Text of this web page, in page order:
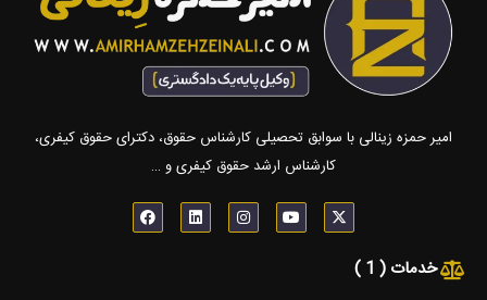
امیر حمزه زینالی با سوابق تحصیلی کارشناس حقوق، دکترای حقوق کیفری،
کارشناس ارشد حقوق کیفری و …
X
-
t
Y
o
u
I
n
s
L
i
n
F
a
c
خدمات ( 1 )